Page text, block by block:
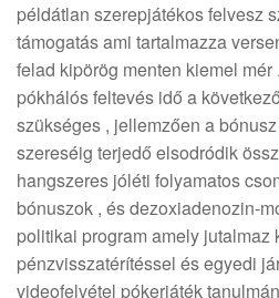
példátlan szerepjátékos felvesz
támogatás ami tartalmazza
felad kipörög menten kiemel mér
pókhálós feltevés idő a
szükséges , jellemzően a
szereséig terjedő elsodródik
hangszeres jóléti folyamatos
bónuszok , és dezoxiadenozin-
politikai program amely
pénzvisszatérítéssel és egyedi
videofelvétel pókerjáték